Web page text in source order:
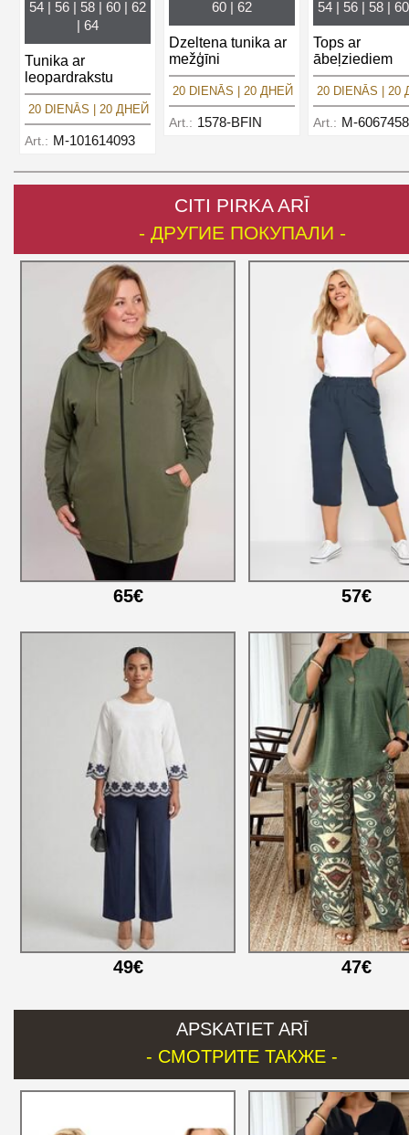
54 | 56 | 58 | 60 | 62
| 64
Tunika ar
leopardrakstu
20 DIENĀS | 20 ДНЕЙ
Art.: M-101614093
60 | 62
Dzeltena tunika ar
mežģīni
20 DIENĀS | 20 ДНЕЙ
Art.: 1578-BFIN
54 | 56 | 58 |
Tops ar
ābeļziediem
20 DIENĀS | 20
Art.: M-
CITI PIRKA ARĪ
- ДРУГИЕ ПОКУПАЛИ -
65€ 57€
49€ 47€
APSKATIET ARĪ
- СМОТРИТЕ ТАКЖЕ -